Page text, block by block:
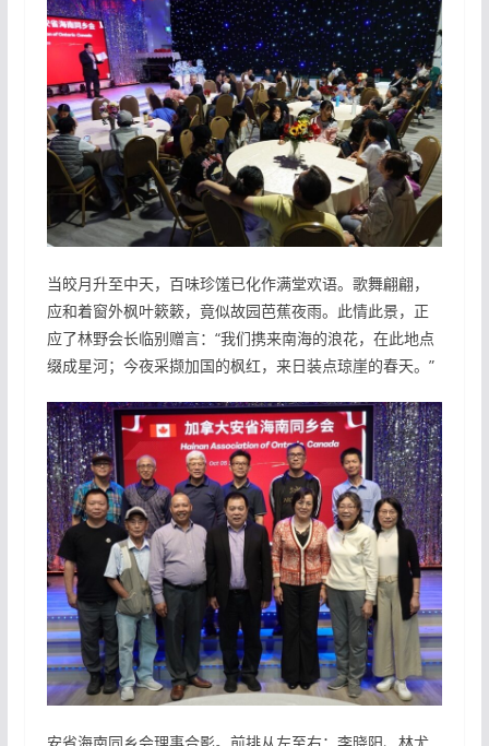
当皎月升至中天，百味珍馐已化作满堂欢语。歌舞翩翩，
应和着窗外枫叶簌簌，竟似故园芭蕉夜雨。此情此景，正
应了林野会长临别赠言：“我们携来南海的浪花，在此地点
缀成星河；今夜采撷加国的枫红，来日装点琼崖的春天。”
安省海南同乡会理事合影。前排从左至右：李晓阳、林尤